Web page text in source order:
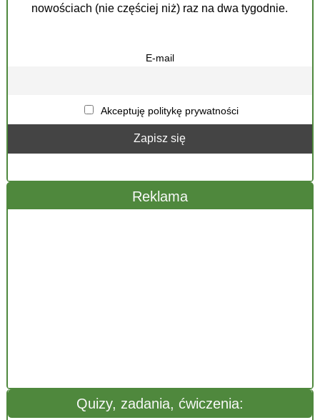
nowościach (nie częściej niż) raz na dwa tygodnie.
E-mail
Akceptuję politykę prywatności
Reklama
Quizy, zadania, ćwiczenia: